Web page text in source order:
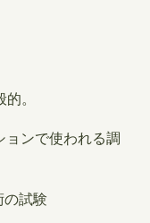
。
ョンで使われる調
の試験